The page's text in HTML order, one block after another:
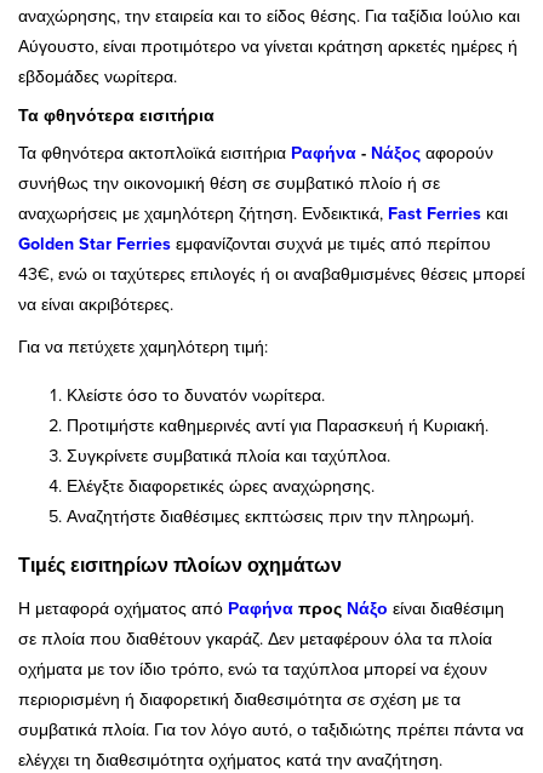
αναχώρησης, την εταιρεία και το είδος θέσης. Για ταξίδια Ιούλιο και
Αύγουστο, είναι προτιμότερο να γίνεται κράτηση αρκετές ημέρες ή
εβδομάδες νωρίτερα.
Τα φθηνότερα εισιτήρια
Τα φθηνότερα ακτοπλοϊκά εισιτήρια Ραφήνα - Νάξος αφορούν
συνήθως την οικονομική θέση σε συμβατικό πλοίο ή σε
αναχωρήσεις με χαμηλότερη ζήτηση. Ενδεικτικά, Fast Ferries και
Golden Star Ferries εμφανίζονται συχνά με τιμές από περίπου
43€, ενώ οι ταχύτερες επιλογές ή οι αναβαθμισμένες θέσεις μπορεί
να είναι ακριβότερες.
Για να πετύχετε χαμηλότερη τιμή:
Κλείστε όσο το δυνατόν νωρίτερα.
Προτιμήστε καθημερινές αντί για Παρασκευή ή Κυριακή.
Συγκρίνετε συμβατικά πλοία και ταχύπλοα.
Ελέγξτε διαφορετικές ώρες αναχώρησης.
Αναζητήστε διαθέσιμες εκπτώσεις πριν την πληρωμή.
Τιμές εισιτηρίων πλοίων οχημάτων
Η μεταφορά οχήματος από Ραφήνα προς Νάξο είναι διαθέσιμη
σε πλοία που διαθέτουν γκαράζ. Δεν μεταφέρουν όλα τα πλοία
οχήματα με τον ίδιο τρόπο, ενώ τα ταχύπλοα μπορεί να έχουν
περιορισμένη ή διαφορετική διαθεσιμότητα σε σχέση με τα
συμβατικά πλοία. Για τον λόγο αυτό, ο ταξιδιώτης πρέπει πάντα να
ελέγχει τη διαθεσιμότητα οχήματος κατά την αναζήτηση.